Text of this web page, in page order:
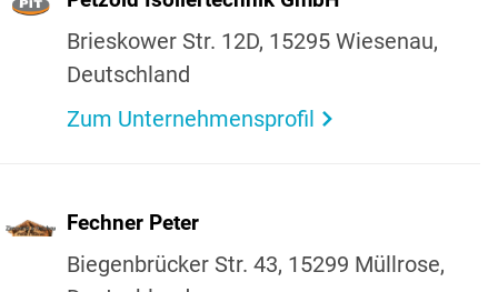
Bries­kower Str. 12D, 15295 Wiesenau,
Deutsch­land
Zum Unternehmensprofil
Fechner Peter
Biegen­brü­cker Str. 43, 15299 Müll­rose,